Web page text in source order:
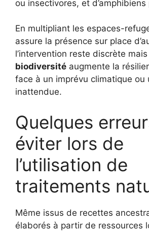
ou insectivores, et
En multipliant les espaces-
assure la présence sur place
l’intervention reste discrète
biodiversité augmente la
face à un imprévu climatique ou
inattendue.
Quelques
éviter lors de
l’utilisation de
traitements
Même issus de recettes
élaborés à partir de ressources